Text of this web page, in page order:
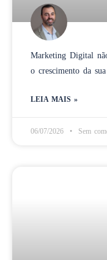
Marketing Digital
o crescimento da sua
LEIA MAIS »
06/07/2026 Sem